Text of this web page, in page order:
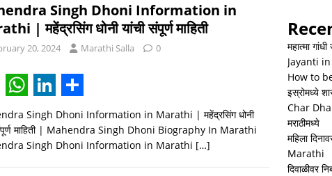
Singh Dhoni Information in
| महेंद्रसिंग धोनी यांची संपूर्ण माहिती
20, 2024 Marathi Salla 0
W
h
a
L
i
n
S
h
a
Singh Dhoni Information in Marathi | महेंद्रसिंग धोनी
माहिती | Mahendra Singh Dhoni Biography In Marathi
Singh Dhoni Information in Marathi […]
महात्मा
Jayanti
How to
इस्रोमध्ये
Char
मराठीमध्ये
महिला
Marathi
दिवाळीवर